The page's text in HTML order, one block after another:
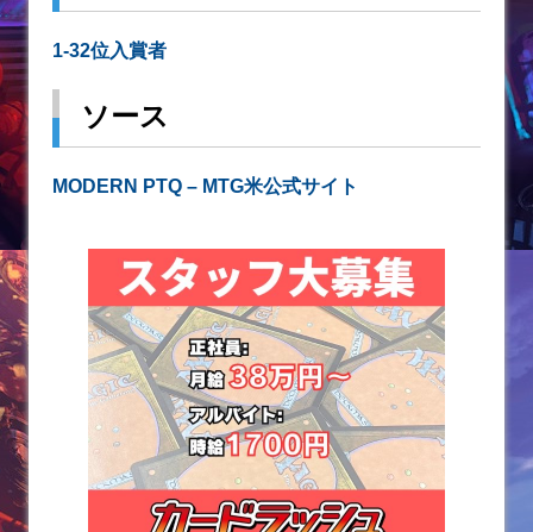
1-32位入賞者
ソース
MODERN PTQ – MTG米公式サイト